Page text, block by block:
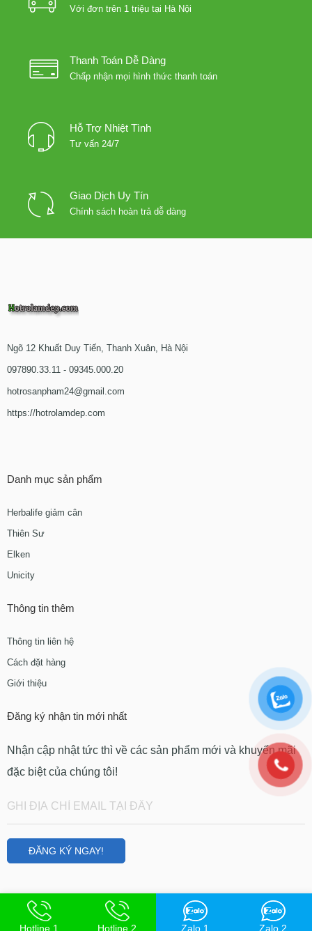
Với đơn trên 1 triệu tại Hà Nội
Thanh Toán Dễ Dàng
Chấp nhận mọi hình thức thanh toán
Hỗ Trợ Nhiệt Tình
Tư vấn 24/7
Giao Dịch Uy Tín
Chính sách hoàn trả dễ dàng
Ngõ 12 Khuất Duy Tiến, Thanh Xuân, Hà Nội
097890.33.11 - 09345.000.20
hotrosanpham24@gmail.com
https://hotrolamdep.com
Danh mục sản phẩm
Herbalife giảm cân
Thiên Sư
Elken
Unicity
Thông tin thêm
Thông tin liên hệ
Cách đặt hàng
Giới thiệu
Đăng ký nhận tin mới nhất
Nhận cập nhật tức thì về các sản phẩm mới và khuyến mãi
đặc biệt của chúng tôi!
Hotline 1 Hotline 2 Zalo 1 Zalo 2